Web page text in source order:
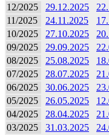
12/2025 29.12.2025
11/2025
24.11.2025
10/2025
27.10.2025
09/2025
29.09.2025
08/2025
25.08.2025
07/2025
28.07.2025
06/2025
30.06.2025
05/2025
26.05.2025
04/2025
28.04.2025
03/2025
31.03.2025